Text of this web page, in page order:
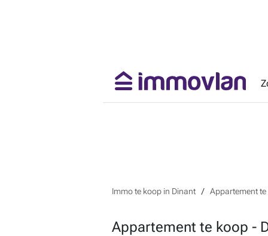
Immo te koop in Dinant Appartement
Appartement te koop -